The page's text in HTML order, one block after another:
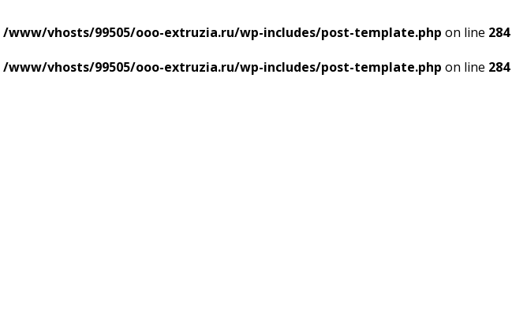
/www/vhosts/99505/ooo-extruzia.ru/wp-includes/post-template.php on line 284
/www/vhosts/99505/ooo-extruzia.ru/wp-includes/post-template.php on line 284